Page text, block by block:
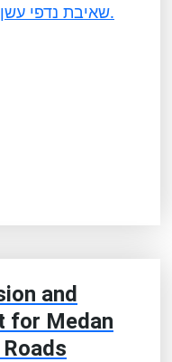
שאיבת נדפי עשן ריתוך כפר הנוער בית חגי.
and
for Medan